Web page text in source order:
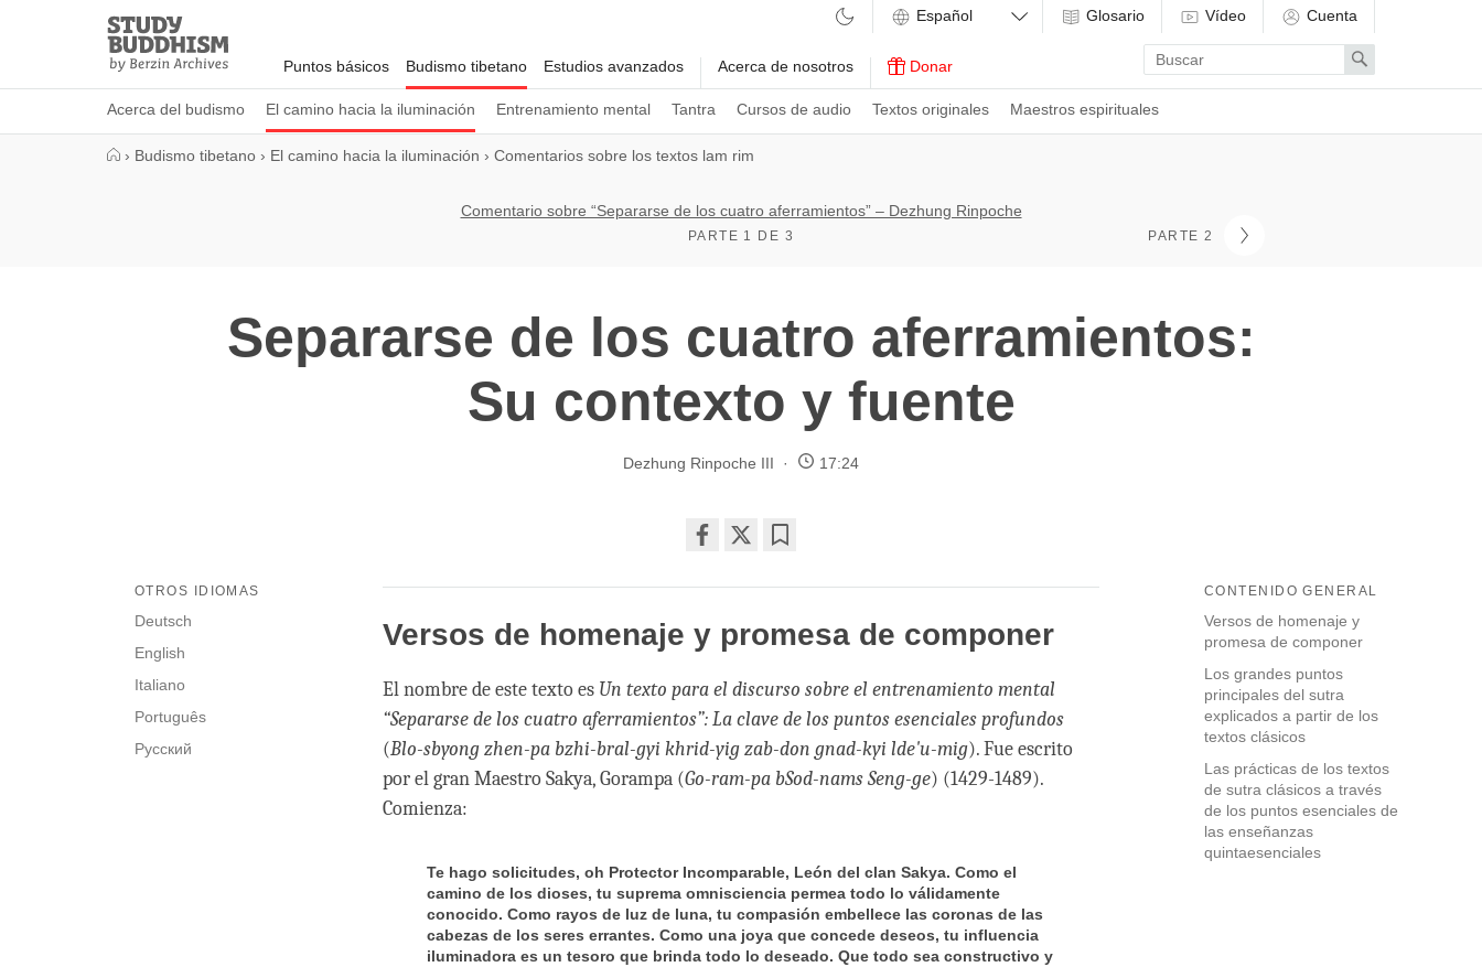
Study
Buddhism
Home
Puntos básicos Budismo tibetano
Acerca del budismo El camino hacia la iluminación Entrenamiento mental Tantra Cursos de audio Textos originales Maestros espirituales
Estudios avanzados Acerca de nosotros Donar
Glosario Vídeo Cuenta
Enter
search
term
Search
› Budismo tibetano › El camino hacia la iluminación › Comentarios sobre los textos lam rim
Comentario sobre “Separarse de los cuatro aferramientos” – Dezhung Rinpoche
PARTE 1 DE 3 PARTE 2
Separarse de los cuatro aferramientos:
Su contexto y fuente
Dezhung Rinpoche III 17:24
on
facebook
CONTENIDO GENERAL
Versos de homenaje y
promesa de componer
Los grandes puntos
principales del sutra
explicados a partir de los
textos clásicos
Las prácticas de los textos
de sutra clásicos a través
de los puntos esenciales de
las enseñanzas
quintaesenciales
OTROS IDIOMAS
Deutsch
English
Italiano
Português
Русский
Versos de homenaje y promesa de componer
El nombre de este texto es Un texto para el discurso sobre el entrenamiento mental
“Separarse de los cuatro aferramientos”: La clave de los puntos esenciales profundos
(Blo-sbyong zhen-pa bzhi-bral-gyi khrid-yig zab-don gnad-kyi lde'u-mig). Fue escrito
por el gran Maestro Sakya, Gorampa (Go-ram-pa bSod-nams Seng-ge) (1429-1489).
Comienza:
Te hago solicitudes, oh Protector Incomparable, León del clan Sakya. Como el
camino de los dioses, tu suprema omnisciencia permea todo lo válidamente
conocido. Como rayos de luz de luna, tu compasión embellece las coronas de las
cabezas de los seres errantes. Como una joya que concede deseos, tu influencia
iluminadora es un tesoro que brinda todo lo deseado. Que todo sea constructivo y